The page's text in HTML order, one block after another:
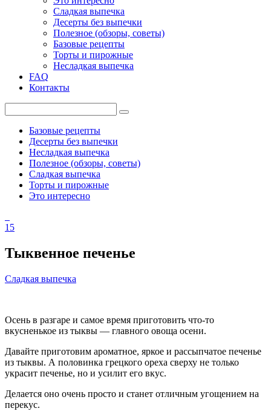
Сладкая выпечка
Десерты без выпечки
Полезное (обзоры, советы)
Базовые рецепты
Торты и пирожные
Несладкая выпечка
FAQ
Контакты
Базовые рецепты
Десерты без выпечки
Несладкая выпечка
Полезное (обзоры, советы)
Сладкая выпечка
Торты и пирожные
Это интересно
15
Тыквенное печенье
Сладкая выпечка
Осень в разгаре и самое время приготовить что-то
вкусненькое из тыквы — главного овоща осени.
Давайте приготовим ароматное, яркое и рассыпчатое печенье
из тыквы. А половинка грецкого ореха сверху не только
украсит печенье, но и усилит его вкус.
Делается оно очень просто и станет отличным угощением на
перекус.